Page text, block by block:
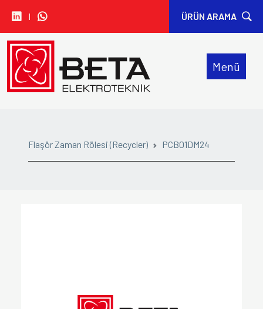
I ÜRÜN ARAMA
Menü
Flaşör Zaman Rölesi (Recycler) PCB01DM24
• CARLO GAVAZZI
• IDEM SAFETY